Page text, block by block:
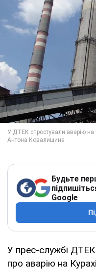
Будьте
Google
У прес-службі
про аварію на